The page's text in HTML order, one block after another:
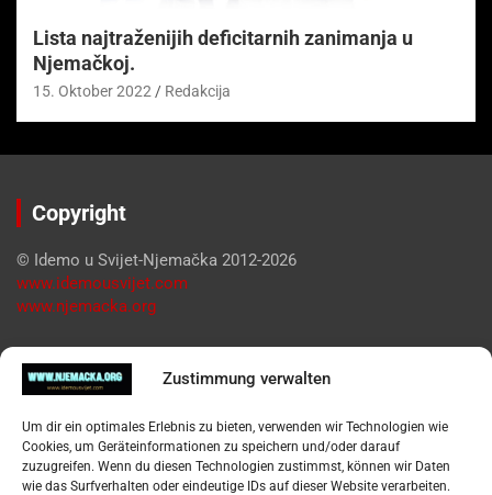
Zustimmung verwalten
Um dir ein optimales Erlebnis zu bieten, verwenden wir Technologien wie
Cookies, um Geräteinformationen zu speichern und/oder darauf
zuzugreifen. Wenn du diesen Technologien zustimmst, können wir Daten
wie das Surfverhalten oder eindeutige IDs auf dieser Website verarbeiten.
Lista najtraženijih deficitarnih zanimanja u
Njemačkoj.
15. Oktober 2022 Redakcija
Copyright
© Idemo u Svijet-Njemačka 2012-2026
www.idemousvijet.com
www.njemacka.org
Pregled
Datenschutzerklärung
Widerufsbelehrung
Oglašavanje / Postavite svoj oglas